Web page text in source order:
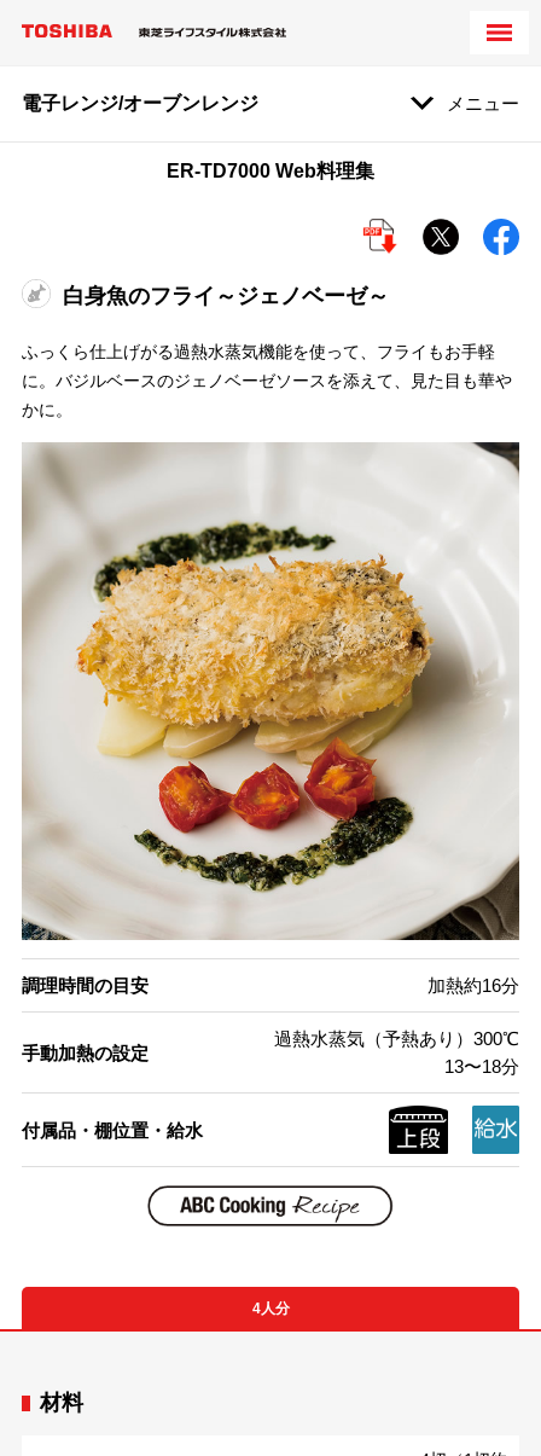
電子レンジ/オーブンレンジ メニュー
ER-TD7000 Web料理集
白身魚のフライ～ジェノベーゼ～
ふっくら仕上げがる過熱水蒸気機能を使って、フライもお手軽
に。バジルベースのジェノベーゼソースを添えて、見た目も華や
かに。
調理時間の目安 加熱約16分
手動加熱の設定
過熱水蒸気（予熱あり）300℃
13〜18分
付属品・棚位置・給水
4人分
材料